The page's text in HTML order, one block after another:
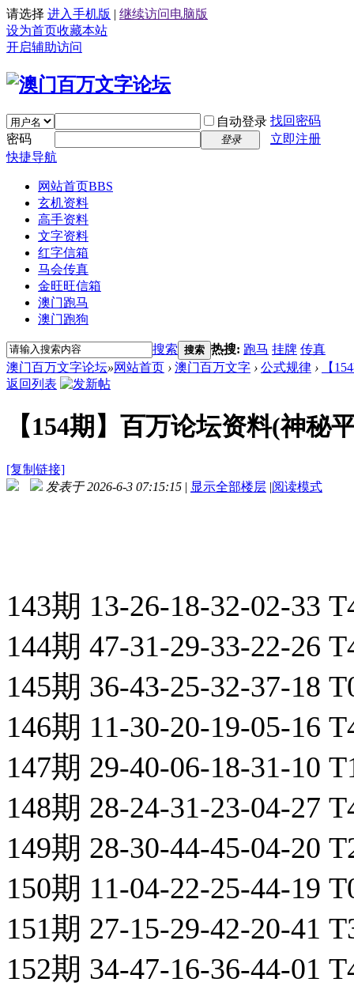
请选择 进入手机版 | 继续访问电脑版
设为首页收藏本站
开启辅助访问
自动登录 找回密码
密码
登录
立即注册
快捷导航
网站首页BBS
玄机资料
高手资料
文字资料
红字信箱
马会传真
金旺旺信箱
澳门跑马
澳门跑狗
搜索 搜索 热搜: 跑马 挂牌 传真
澳门百万文字论坛»网站首页 › 澳门百万文字 › 公式规律 ›
【
返回列表
【154期】百万论坛资料(神秘
[复制链接]
发表于 2026-6-3 07:15:15 | 显示全部楼层 |阅读模式
143期 13-26-18-32-02-33
144期 47-31-29-33-22-26
145期 36-43-25-32-37-18
146期 11-30-20-19-05-16
147期 29-40-06-18-31-10
148期 28-24-31-23-04-27
149期 28-30-44-45-04-20
150期 11-04-22-25-44-19
151期 27-15-29-42-20-41
152期 34-47-16-36-44-01